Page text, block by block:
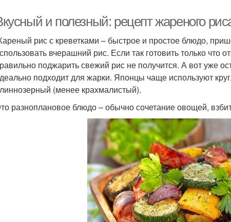
и полезный: рецепт жареного
рис с креветками – быстрое и простое блюдо,
вчерашний рис. Если так готовить только что
поджарить свежий рис не получится. А вот уже
подходит для жарки. Японцы чаще используют
(менее крахмалистый).
разноплановое блюдо – обычно сочетание овощей,